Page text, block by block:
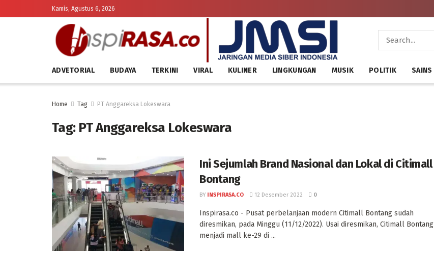
Kamis, Agustus 6, 2026
ADVETORIAL BUDAYA TERKINI VIRAL KULINER LINGKUNGAN MUSIK POLITIK SAINS
Home Tag PT Anggareksa Lokeswara
Tag: PT Anggareksa Lokeswara
Ini Sejumlah Brand Nasional dan Lokal di Citimall
Bontang
BY INSPIRASA.CO 12 Desember 2022 0
Inspirasa.co - Pusat perbelanjaan modern Citimall Bontang sudah
diresmikan, pada Minggu (11/12/2022). Usai diresmikan, Citimall Bontang
menjadi mall ke-29 di ...